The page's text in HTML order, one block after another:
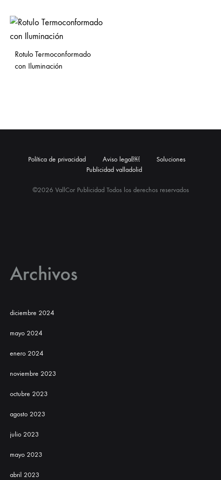
Rotulo Termoconformado
con Iluminación
©2026 VallCor Publicidad Todos los derechos reservados
Política de privacidad Aviso legal￼
Soluciones
Publicidad valladolid
Archivos
diciembre 2024
mayo 2024
enero 2024
noviembre 2023
octubre 2023
agosto 2023
julio 2023
mayo 2023
abril 2023